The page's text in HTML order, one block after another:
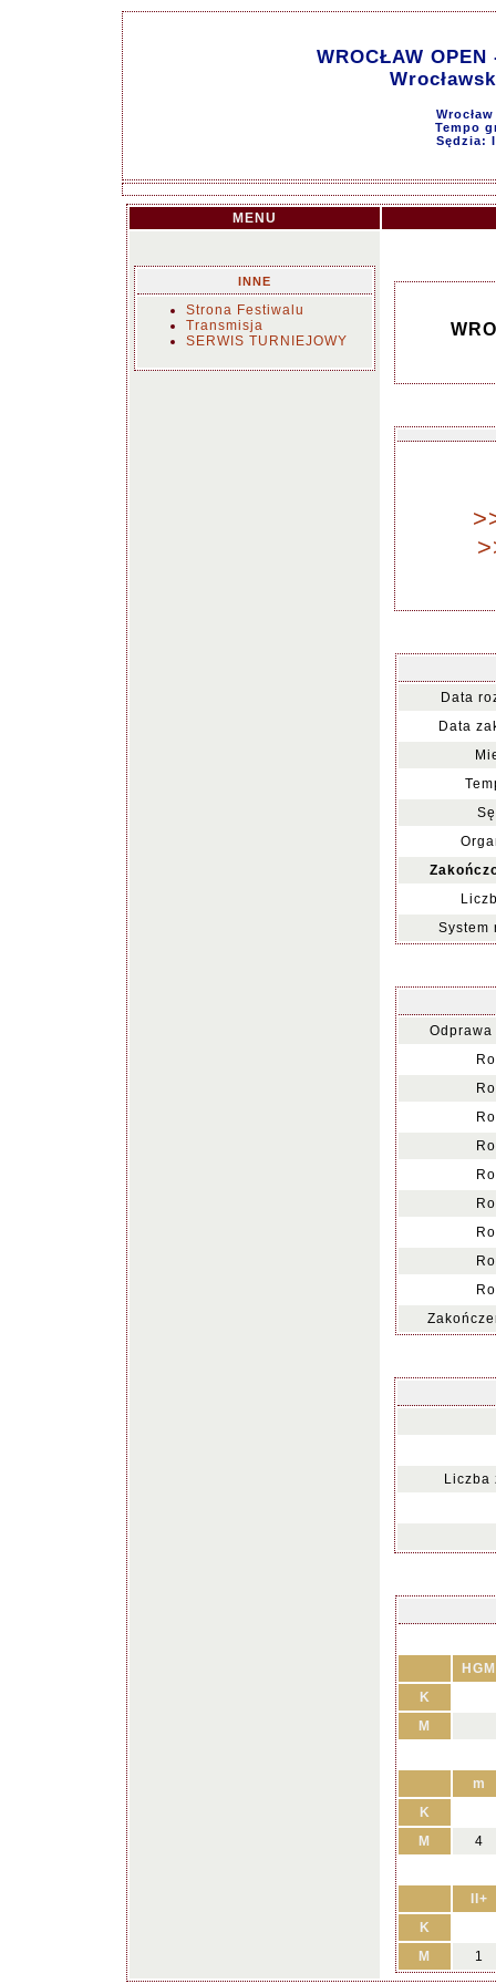
WROCŁAW
Tempo
Sędzia:
MENU
INNE
Strona Festiwalu
Transmisja
SERWIS TURNIEJOWY
Data
Data
System
Liczba
HGM
K
M
m
K
M
4
II+
K
M
1